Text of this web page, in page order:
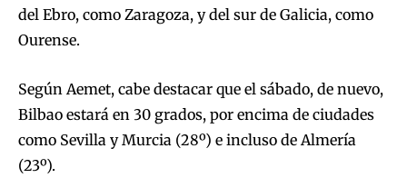
del Ebro, como Zaragoza, y del sur de Galicia, como
Ourense.
Según Aemet, cabe destacar que el sábado, de nuevo,
Bilbao estará en 30 grados, por encima de ciudades
como Sevilla y Murcia (28º) e incluso de Almería
(23º).